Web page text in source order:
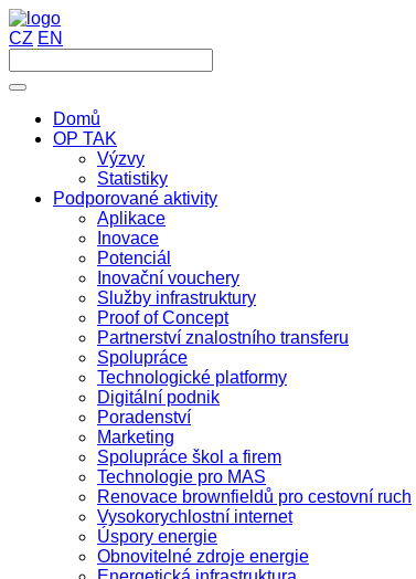
CZ EN
Domů
OP TAK
Výzvy
Statistiky
Podporované aktivity
Aplikace
Inovace
Potenciál
Inovační vouchery
Služby infrastruktury
Proof of Concept
Partnerství znalostního transferu
Spolupráce
Technologické platformy
Digitální podnik
Poradenství
Marketing
Spolupráce škol a firem
Technologie pro MAS
Renovace brownfieldů pro cestovní ruch
Vysokorychlostní internet
Úspory energie
Obnovitelné zdroje energie